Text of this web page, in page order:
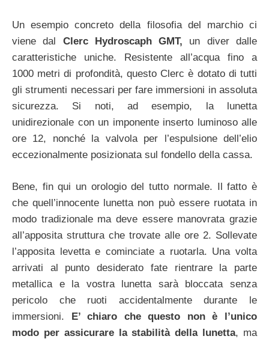
Un esempio concreto della filosofia del marchio ci
viene dal Clerc Hydroscaph GMT, un diver dalle
caratteristiche uniche. Resistente all’acqua fino a
1000 metri di profondità, questo Clerc è dotato di tutti
gli strumenti necessari per fare immersioni in assoluta
sicurezza. Si noti, ad esempio, la lunetta
unidirezionale con un imponente inserto luminoso alle
ore 12, nonché la valvola per l’espulsione dell’elio
eccezionalmente posizionata sul fondello della cassa.
Bene, fin qui un orologio del tutto normale. Il fatto è
che quell’innocente lunetta non può essere ruotata in
modo tradizionale ma deve essere manovrata grazie
all’apposita struttura che trovate alle ore 2. Sollevate
l’apposita levetta e cominciate a ruotarla. Una volta
arrivati al punto desiderato fate rientrare la parte
metallica e la vostra lunetta sarà bloccata senza
pericolo che ruoti accidentalmente durante le
immersioni. E’ chiaro che questo non è l’unico
modo per assicurare la stabilità della lunetta, ma